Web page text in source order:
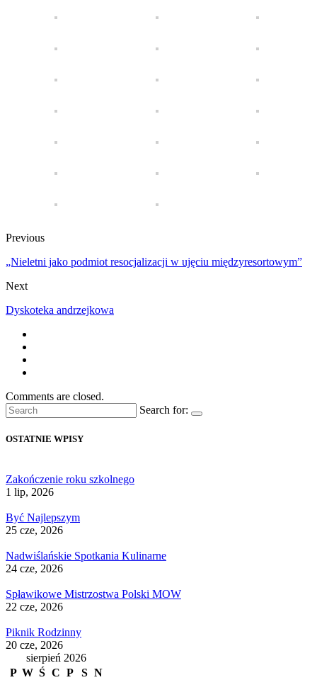
Previous
„Nieletni jako podmiot resocjalizacji w ujęciu międzyresortowym”
Next
Dyskoteka andrzejkowa
Comments are closed.
Search for:
OSTATNIE WPISY
Zakończenie roku szkolnego
1 lip, 2026
Być Najlepszym
25 cze, 2026
Nadwiślańskie Spotkania Kulinarne
24 cze, 2026
Spławikowe Mistrzostwa Polski MOW
22 cze, 2026
Piknik Rodzinny
20 cze, 2026
sierpień 2026
P W Ś C P S N